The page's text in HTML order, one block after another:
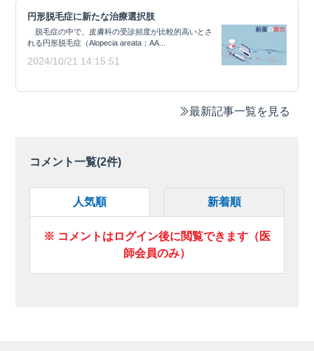
円形脱毛症に新たな治療選択肢
脱毛症の中で、皮膚科の受診頻度が比較的高いとさ
れる円形脱毛症（Alopecia areata；AA...
2024/10/21 14:15:51
最新記事一覧を見る
コメント一覧(2件)
人気順 新着順
※ コメントはログイン後に閲覧できます（医
師会員のみ）